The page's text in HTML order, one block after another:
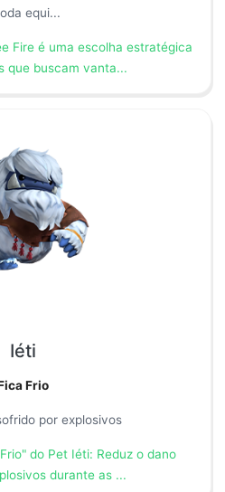
equi...
Fire é uma escolha estratégica
que buscam vanta...
Iéti
Frio
por explosivos
do Pet Iéti: Reduz o dano
durante as ...